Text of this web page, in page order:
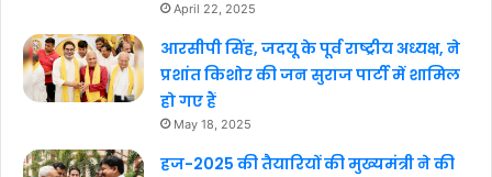
April 22, 2025
आरसीपी सिंह, जदयू के पूर्व राष्ट्रीय अध्यक्ष, ने
प्रशांत किशोर की जन सुराज पार्टी में शामिल
हो गए हैं
May 18, 2025
हज-2025 की तैयारियों की मुख्यमंत्री ने की